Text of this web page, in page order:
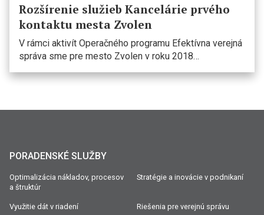
Rozšírenie služieb Kancelárie prvého
kontaktu mesta Zvolen
V rámci aktivít Operačného programu Efektívna verejná
správa sme pre mesto Zvolen v roku 2018…
PORADENSKÉ SLUŽBY
Optimalizácia nákladov, procesov
a štruktúr
Stratégie a inovácie v podnikaní
Využitie dát v riadení Riešenia pre verejnú správu